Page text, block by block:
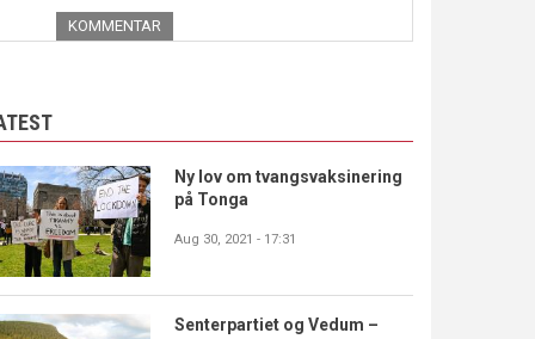
KOMMENTAR
Ny lov om tvangsvaksinering
på Tonga
Aug 30, 2021 - 17:31
Senterpartiet og Vedum –